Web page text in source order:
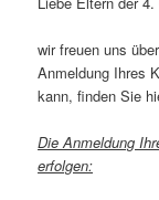
wir freuen uns
Anmeldung Ihres
kann, finden Sie
Die Anmeldung
erfolgen: